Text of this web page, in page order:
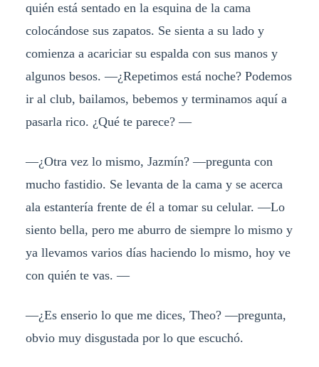
quién está sentado en la esquina de la cama
colocándose sus zapatos. Se sienta a su lado y
comienza a acariciar su espalda con sus manos y
algunos besos. —¿Repetimos está noche? Podemos
ir al club, bailamos, bebemos y terminamos aquí a
pasarla rico. ¿Qué te parece? —
—¿Otra vez lo mismo, Jazmín? —pregunta con
mucho fastidio. Se levanta de la cama y se acerca
ala estantería frente de él a tomar su celular. —Lo
siento bella, pero me aburro de siempre lo mismo y
ya llevamos varios días haciendo lo mismo, hoy ve
con quién te vas. —
—¿Es enserio lo que me dices, Theo? —pregunta,
obvio muy disgustada por lo que escuchó.